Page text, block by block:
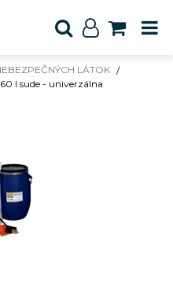
LÁTOK
l sude - univerzálna